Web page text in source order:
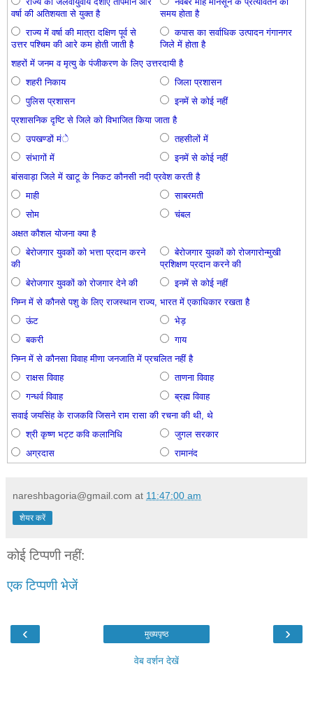
वर्षा की अतिशयता से युक्त है
समय होता है
राज्य में वर्षा की मात्रा दक्षिण पूर्व से
उत्तर पश्चिम की आरे कम होती जाती है
कपास का सर्वाधिक उत्पादन गंगानगर
जिले में होता है
शहरों में जनम व मृत्यु के पंजीकरण के लिए उत्तरदायी है
शहरी निकाय
जिला प्रशासन
पुलिस प्रशासन
इनमें से कोई नहीं
प्रशासनिक दृष्टि से जिले को विभाजित किया जाता है
उपखण्डों मंे
तहसीलों में
संभागों में
इनमें से कोई नहीं
बांसवाड़ा जिले में खाटू के निकट कौनसी नदी प्रवेश करती है
माही
साबरमती
सोम
चंबल
अक्षत कौशल योजना क्या है
बेरोजगार युवकों को भत्ता प्रदान करने
की
बेरोजगार युवकों को रोजगारोन्मुखी
प्रशिक्षण प्रदान करने की
बेरोजगार युवकों को रोजगार देने की
इनमें से कोई नहीं
निम्न में से कौनसे पशु के लिए राजस्थान राज्य, भारत में एकाधिकार रखता है
ऊंट
भेड़
बकरी
गाय
निम्न में से कौनसा विवाह मीणा जनजाति में प्रचलित नहीं है
राक्षस विवाह
ताणना विवाह
गन्धर्व विवाह
ब्रह्म विवाह
सवाई जयसिंह के राजकवि जिसने राम रासा की रचना की थी, थे
श्री कृष्ण भट्ट कवि कलानिधि
जुगल सरकार
अग्रदास
रामानंद
nareshbagoria@gmail.com at 11:47:00 am
शेयर करें
कोई टिप्पणी नहीं:
एक टिप्पणी भेजें
‹ ›
मुख्यपृष्ठ
वेब वर्शन देखें